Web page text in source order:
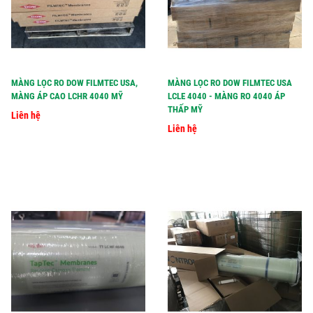
MÀNG LỌC RO DOW FILMTEC USA,
MÀNG ÁP CAO LCHR 4040 MỸ
Liên hệ
MÀNG LỌC RO DOW FILMTEC USA
LCLE 4040 - MÀNG RO 4040 ÁP
THẤP MỸ
Liên hệ